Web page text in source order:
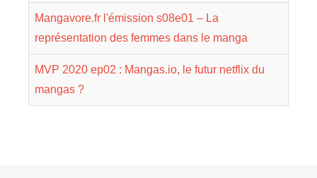
Mangavore.fr l'émission s08e01 – La
représentation des femmes dans le manga
MVP 2020 ep02 : Mangas.io, le futur netflix du
mangas ?